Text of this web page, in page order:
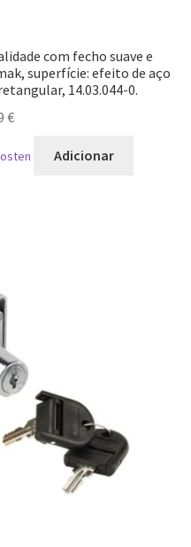
com fecho suave e
superfície: efeito de aço
14.03.044-0.
€
Adicionar